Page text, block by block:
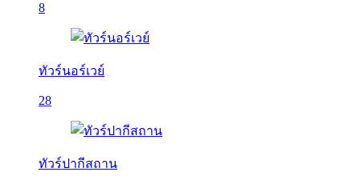
8
ทัวร์นอร์เวย์
28
ทัวร์ปากีสถาน